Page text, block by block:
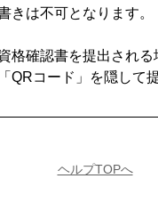
きは不可となります。
格確認書を提出され
QRコード」を隠して
ヘルプTOPへ